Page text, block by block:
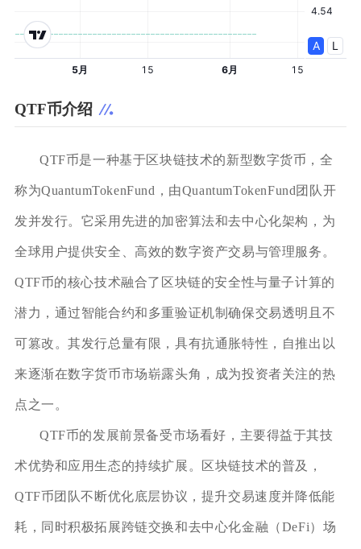
QTF币介绍
QTF币是一种基于区块链技术的新型数字货币，全
称为QuantumTokenFund，由QuantumTokenFund团队开
发并发行。它采用先进的加密算法和去中心化架构，为
全球用户提供安全、高效的数字资产交易与管理服务。
QTF币的核心技术融合了区块链的安全性与量子计算的
潜力，通过智能合约和多重验证机制确保交易透明且不
可篡改。其发行总量有限，具有抗通胀特性，自推出以
来逐渐在数字货币市场崭露头角，成为投资者关注的热
点之一。
QTF币的发展前景备受市场看好，主要得益于其技
术优势和应用生态的持续扩展。区块链技术的普及，
QTF币团队不断优化底层协议，提升交易速度并降低能
耗，同时积极拓展跨链交换和去中心化金融（DeFi）场